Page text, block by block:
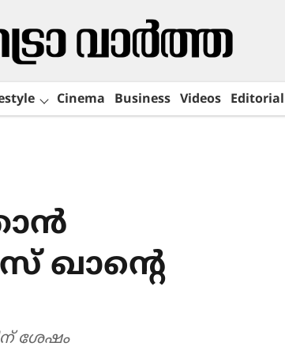
Cinema Business Videos Editorial
ഖാന്‍റെ
ശേഷം